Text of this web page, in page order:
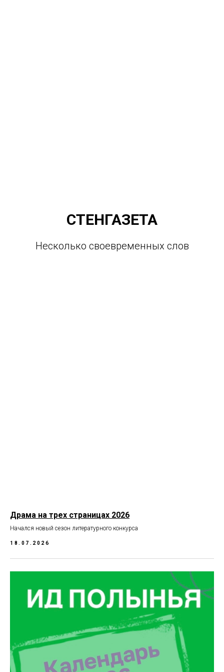
СТЕНГАЗЕТА
Несколько своевременных слов
Драма на трех страницах 2026
Начался новый сезон литературного конкурса
18.07.2026